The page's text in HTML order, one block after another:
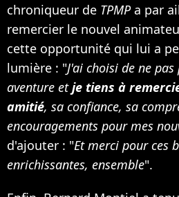
chroniqueur de TPMPa par
remercier le nouvel
cette opportunité qui lui a
lumière : "J'ai choisi de ne
aventure etje tiens à
amitié, sa confiance, sa
encouragements pour mes
d'ajouter : "Et merci pour ces
enrichissantes, ensemble".